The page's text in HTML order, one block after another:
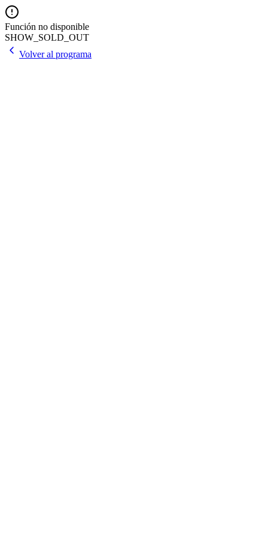
Función no disponible
SHOW_SOLD_OUT
Volver al programa